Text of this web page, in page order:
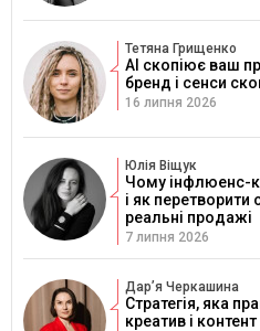
Тетяна Грищенко
AI скопіює ваш
бренд і сенси
16 липня 2026
Юлія Віщук
Чому інфлюенс-
і як
реальні продажі
7 липня 2026
Дарʼя Черкашина
Стратегія, яка
креатив і